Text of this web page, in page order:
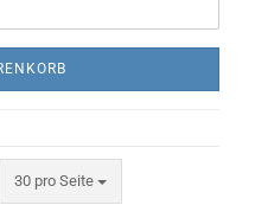
30 pro Seite
pro Seite